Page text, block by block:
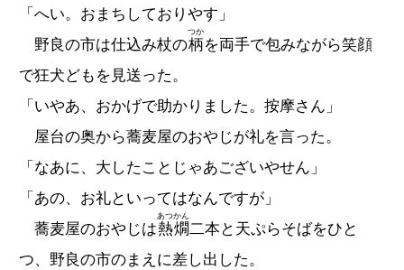
「へい。おまちしておりやす」
野良の市は仕込み杖の柄
つか
を両手で包みながら笑顔
で狂犬どもを見送った。
「いやあ、おかげで助かりました。按摩さん」
屋台の奥から蕎麦屋のおやじが礼を言った。
「なあに、大したことじゃあございやせん」
「あの、お礼といってはなんですが」
蕎麦屋のおやじは熱燗
あつかん
二本と天ぷらそばをひと
つ、野良の市のまえに差し出した。